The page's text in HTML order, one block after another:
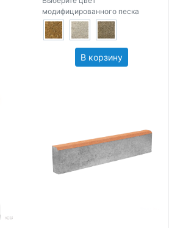
модифицированного песка
В корзину